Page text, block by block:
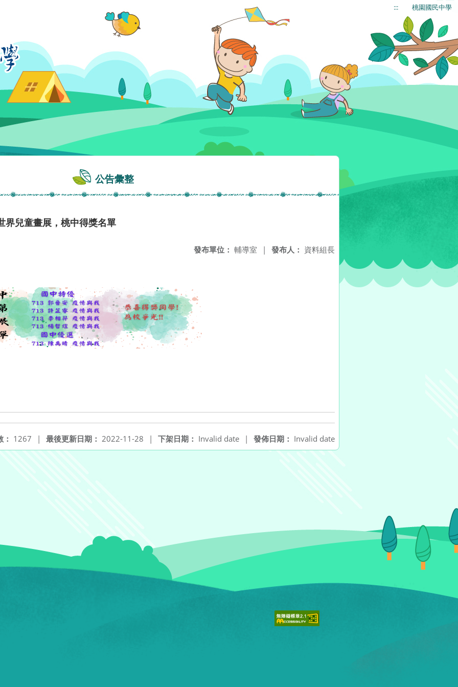
::: 桃園國民中學
公告彙整
界兒童畫展，桃中得獎名單
發布人： 資料組長
發布單位： 輔導室 |
發佈日期： Invalid date
下架日期： Invalid date |
最後更新日期： 2022-11-28 |
1267 |